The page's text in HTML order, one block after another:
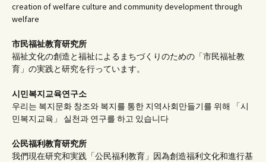
creation of welfare culture and community development through
welfare
市民福祉教育研究所
福祉文化の創造と福祉によるまちづくりのための「市民福祉教
育」の実践と研究を行っています。
시민복지교육연구소
우리는 복지문화 창조와 복지를 통한 지역사회만들기를 위해 「시
민복지교육」 실천과 연구를 하고 있습니다
公民福利教育研究所
我們現在研究和実践「公民福利教育」因為創造福利文化和進行基